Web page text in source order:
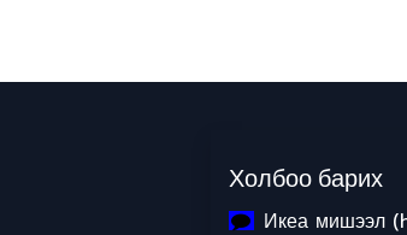
Холбоо барих
Икеа мишээл